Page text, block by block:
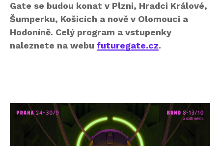
Gate se budou konat v Plzni, Hradci Králové,
Šumperku, Košicích a nově v Olomouci a
Hodoníně. Celý program a vstupenky
naleznete na webu futuregate.cz.